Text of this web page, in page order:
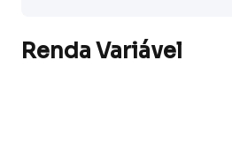
Renda Variável